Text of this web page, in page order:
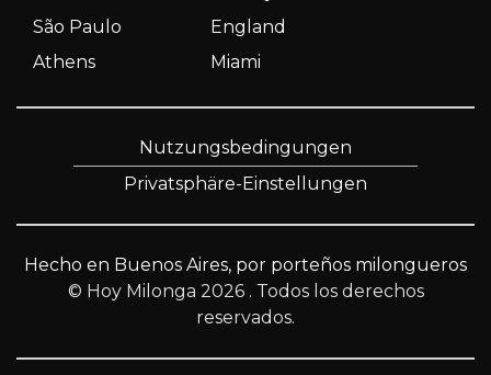
São Paulo
England
Athens
Miami
Nutzungsbedingungen
Privatsphäre-Einstellungen
Hecho en Buenos Aires, por porteños milongueros
© Hoy Milonga 2026 . Todos los derechos
reservados.